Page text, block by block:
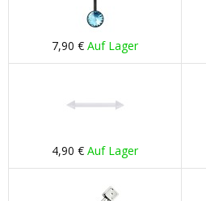
7,90 € Auf Lager
4,90 € Auf Lager